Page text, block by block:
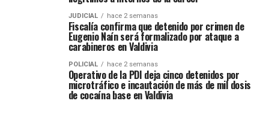
JUDICIAL hace 2 semanas
Fiscalía confirma que detenido por crimen de
Eugenio Naín será formalizado por ataque a
carabineros en Valdivia
POLICIAL hace 2 semanas
Operativo de la PDI deja cinco detenidos por
microtráfico e incautación de más de mil dosis
de cocaína base en Valdivia